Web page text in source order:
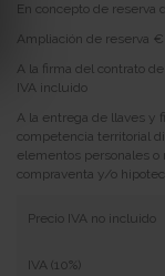
En concepto de
Ampliación de reserva
A la firma del contrato
IVA incluido
A la entrega de llaves y
competencia territorial
elementos personales
compraventa y/o
Precio IVA no incluido
IVA (10%)